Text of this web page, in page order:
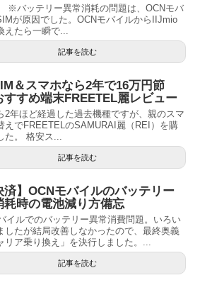
※バッテリー異常消耗の問題は、OCNモバ
が原因でした。OCNモバイルからIIJmio
えたら一瞬で...
記事を読む
＆スマホなら2年で16万円節
すすめ端末FREETEL麗レビュー
2年ほど経過した過去機種ですが、親のスマ
えでFREETELのSAMURAI麗（REI）を購
た。 格安ス...
記事を読む
済】OCNモバイルのバッテリー
耗時の電池減り方備忘
イルでのバッテリー異常消費問題。いろい
したが結局改善しなかったので、最終奥義
リア乗り換え」を決行しました。...
記事を読む